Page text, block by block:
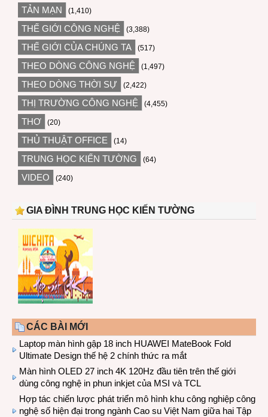
TẢN MẠN (1,410)
THẾ GIỚI CÔNG NGHỆ (3,388)
THẾ GIỚI CỦA CHÚNG TA (517)
THEO DÒNG CÔNG NGHỆ (1,497)
THEO DÒNG THỜI SỰ (2,422)
THỊ TRƯỜNG CÔNG NGHỆ (4,455)
THƠ (20)
THỦ THUẬT OFFICE (14)
TRUNG HỌC KIẾN TƯỜNG (64)
VIDEO (240)
GIA ĐÌNH TRUNG HỌC KIẾN TƯỜNG
CÁC BÀI MỚI
Laptop màn hình gập 18 inch HUAWEI MateBook Fold
Ultimate Design thế hệ 2 chính thức ra mắt
Màn hình OLED 27 inch 4K 120Hz đầu tiên trên thế giới
dùng công nghệ in phun inkjet của MSI và TCL
Hợp tác chiến lược phát triển mô hình khu công nghiệp công
nghệ số hiện đại trong ngành Cao su Việt Nam giữa hai Tập